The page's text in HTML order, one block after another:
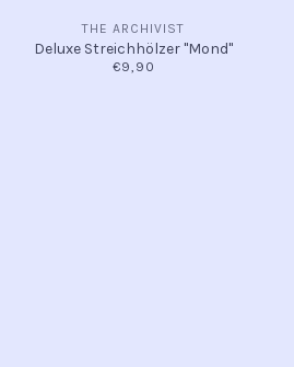
THE ARCHIVIST
Deluxe Streichhölzer "Mond"
€9,90